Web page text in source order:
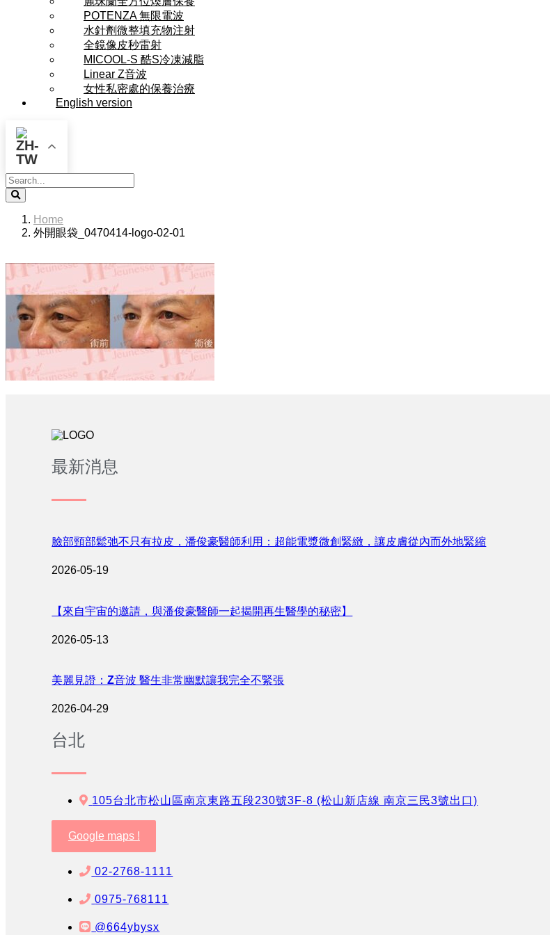
POTENZA 無限電波
水針劑微整填充物注射
全鏡像皮秒雷射
MICOOL-S 酷S冷凍減脂
Linear Z音波
女性私密處的保養治療
English version
Search
Home
外開眼袋_0470414-logo-02-01
最新消息
臉部頸部鬆弛不只有拉皮，潘俊豪醫師利用：超能電漿微創緊緻，讓皮膚從內而外地緊縮
2026-05-19
【來自宇宙的邀請，與潘俊豪醫師一起揭開再生醫學的秘密】
2026-05-13
美麗見證：Z音波 醫生非常幽默讓我完全不緊張
2026-04-29
台北
105台北市松山區南京東路五段230號3F-8 (松山新店線 南京三民3號出口)
Google maps !
02-2768-1111
0975-768111
@664ybysx